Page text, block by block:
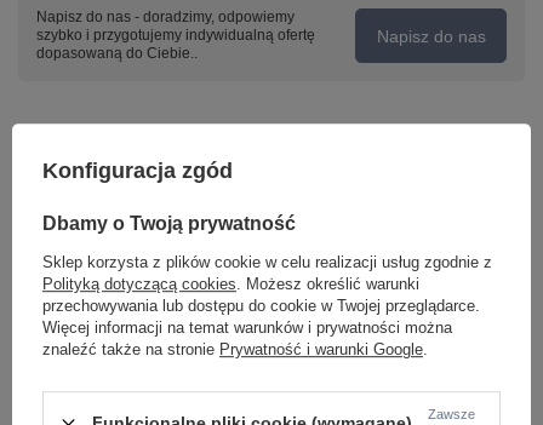
Napisz do nas - doradzimy, odpowiemy
szybko i przygotujemy indywidualną ofertę
dopasowaną do Ciebie..
Napisz do nas
Model znajdziesz w kategoriach
Napisz swoją opinię
Twoja ocena:
5/5
Konfiguracja zgód
Dbamy o Twoją prywatność
Sklep korzysta z plików cookie w celu realizacji usług zgodnie z
Polityką dotyczącą cookies . Możesz określić warunki
przechowywania lub dostępu do cookie w Twojej przeglądarce.
Więcej informacji na temat warunków i prywatności można
znaleźć także na stronie Prywatność i warunki Google
Zawsze